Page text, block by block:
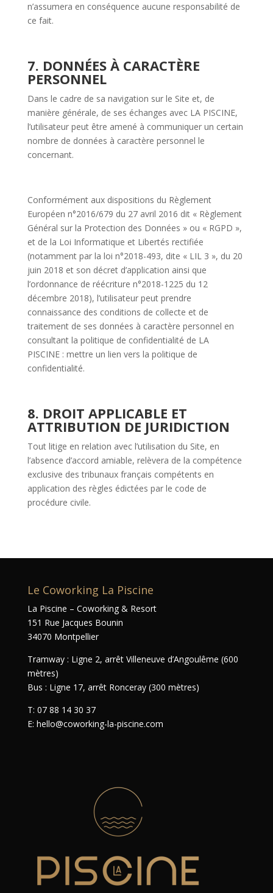
n’assumera en conséquence aucune responsabilité de
ce fait.
7. DONNÉES À CARACTÈRE
PERSONNEL
Dans le cadre de sa navigation sur le Site et, de
manière générale, de ses échanges avec LA PISCINE,
l’utilisateur peut être amené à communiquer un certain
nombre de données à caractère personnel le
concernant.
Conformément aux dispositions du Règlement
Européen n°2016/679 du 27 avril 2016 dit « Règlement
Général sur la Protection des Données » ou « RGPD »,
et de la Loi Informatique et Libertés rectifiée
(notamment par la loi n°2018-493, dite « LIL 3 », du 20
juin 2018 et son décret d’application ainsi que
l’ordonnance de réécriture n°2018-1225 du 12
décembre 2018), l’utilisateur peut prendre
connaissance des conditions de collecte et de
traitement de ses données à caractère personnel en
consultant la politique de confidentialité de LA
PISCINE : mettre un lien vers la politique de
confidentialité.
8. DROIT APPLICABLE ET
ATTRIBUTION DE JURIDICTION
Tout litige en relation avec l’utilisation du Site, en
l’absence d’accord amiable, relèvera de la compétence
exclusive des tribunaux français compétents en
application des règles édictées par le code de
procédure civile.
Le Coworking La Piscine
La Piscine – Coworking & Resort
151 Rue Jacques Bounin
34070 Montpellier
Tramway : Ligne 2, arrêt Villeneuve d’Angoulême (600
mètres)
Bus : Ligne 17, arrêt Ronceray (300 mètres)
T: 07 88 14 30 37
E: hello@coworking-la-piscine.com